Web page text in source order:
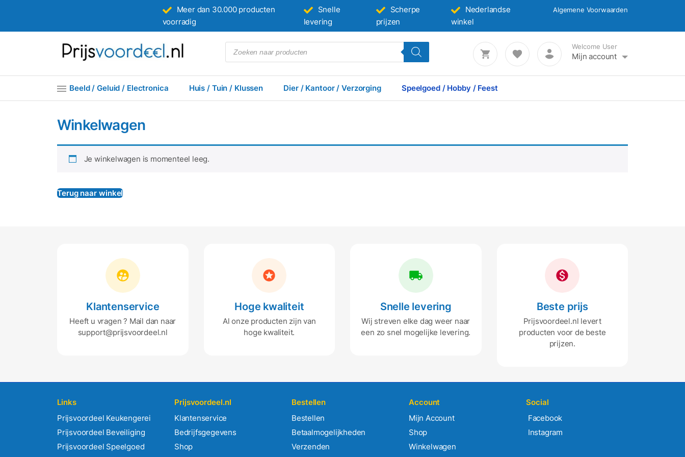
Meer dan 30.000 producten
voorradig
Snelle
levering
Scherpe
prijzen
Nederlandse
winkel
Algemene Voorwaarden
Welcome User
Mijn account
Beeld / Geluid / Electronica Huis / Tuin / Klussen Dier / Kantoor / Verzorging Speelgoed / Hobby / Feest
Winkelwagen
Je winkelwagen is momenteel leeg.
Terug naar winkel
Klantenservice
Heeft u vragen ? Mail dan naar
support@prijsvoordeel.nl
Hoge kwaliteit
Al onze producten zijn van
hoge kwaliteit.
Snelle levering
Wij streven elke dag weer naar
een zo snel mogelijke levering.
Beste prijs
Prijsvoordeel.nl levert
producten voor de beste
prijzen.
Links
Prijsvoordeel Keukengerei
Prijsvoordeel Beveiliging
Prijsvoordeel Speelgoed
Prijsvoordeel.nl
Klantenservice
Bedrijfsgegevens
Shop
Bestellen
Bestellen
Betaalmogelijkheden
Verzenden
Account
Mijn Account
Shop
Winkelwagen
Social
Facebook
Instagram